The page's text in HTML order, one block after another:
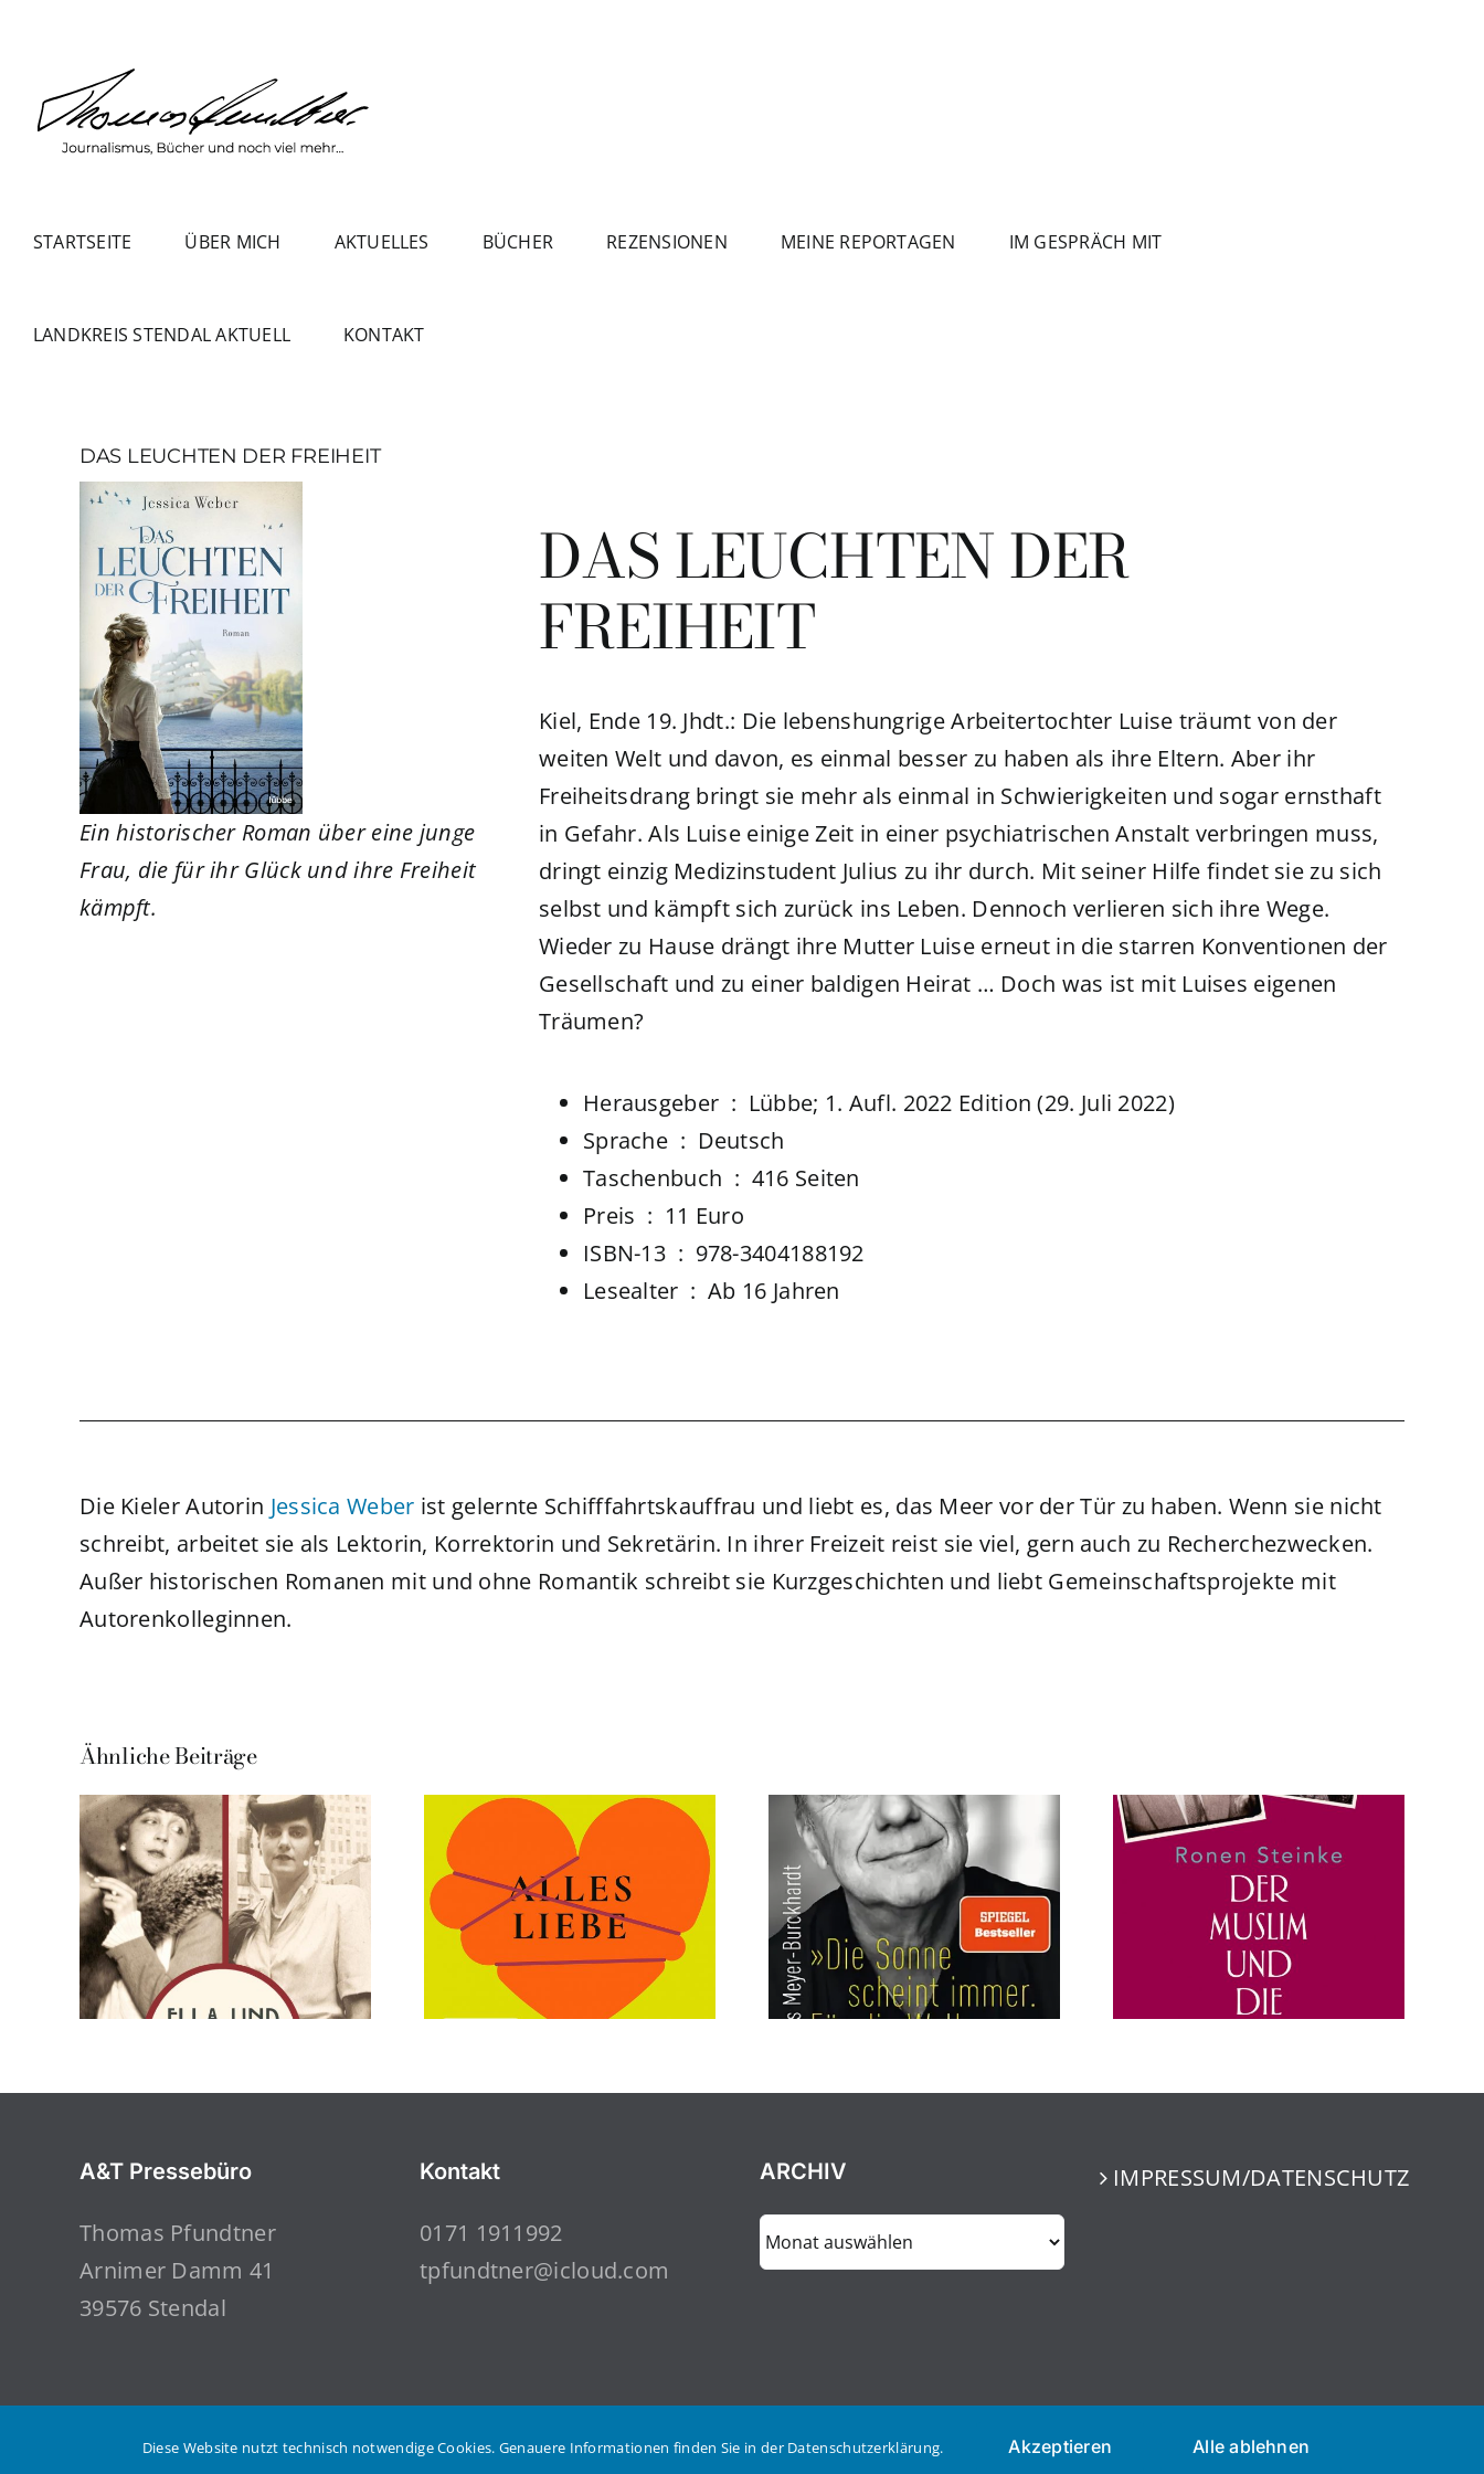
springen
STARTSEITE ÜBER MICH AKTUELLES BÜCHER REZENSIONEN MEINE REPORTAGEN IM GESPRÄCH MIT
LANDKREIS STENDAL AKTUELL KONTAKT
DAS LEUCHTEN DER FREIHEIT
Ein historischer Roman über eine junge
Frau, die für ihr Glück und ihre Freiheit
kämpft.
DAS LEUCHTEN DER
FREIHEIT
Kiel, Ende 19. Jhdt.: Die lebenshungrige Arbeitertochter Luise träumt von der
weiten Welt und davon, es einmal besser zu haben als ihre Eltern. Aber ihr
Freiheitsdrang bringt sie mehr als einmal in Schwierigkeiten und sogar ernsthaft
in Gefahr. Als Luise einige Zeit in einer psychiatrischen Anstalt verbringen muss,
dringt einzig Medizinstudent Julius zu ihr durch. Mit seiner Hilfe findet sie zu sich
selbst und kämpft sich zurück ins Leben. Dennoch verlieren sich ihre Wege.
Wieder zu Hause drängt ihre Mutter Luise erneut in die starren Konventionen der
Gesellschaft und zu einer baldigen Heirat … Doch was ist mit Luises eigenen
Träumen?
Herausgeber ‏ : ‎ Lübbe; 1. Aufl. 2022 Edition (29. Juli 2022)
Sprache ‏ : ‎ Deutsch
Taschenbuch ‏ : ‎ 416 Seiten
Preis ‏ : ‎ 11 Euro
ISBN-13 ‏ : ‎ 978-3404188192
Lesealter ‏ : ‎Ab 16 Jahren
Die Kieler Autorin Jessica Weber ist gelernte Schifffahrtskauffrau und liebt es, das Meer vor der Tür zu haben. Wenn sie nicht
schreibt, arbeitet sie als Lektorin, Korrektorin und Sekretärin. In ihrer Freizeit reist sie viel, gern auch zu Recherchezwecken.
Außer historischen Romanen mit und ohne Romantik schreibt sie Kurzgeschichten und liebt Gemeinschaftsprojekte mit
Autorenkolleginnen.
Ähnliche Beiträge
A&T Pressebüro
Thomas Pfundtner
Arnimer Damm 41
39576 Stendal
Kontakt
0171 1911992
tpfundtner@icloud.com
ARCHIV
ARCHIV
IMPRESSUM/DATENSCHUTZ
© Copyright 2023 | Thomas Pfundtner | Alle Rechte vorbehalten
Diese Website nutzt technisch notwendige Cookies. Genauere Informationen finden Sie in der Datenschutzerklärung. Akzeptieren Alle ablehnen